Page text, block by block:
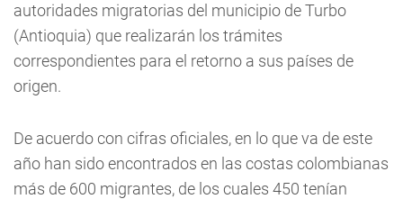
autoridades migratorias del municipio de Turbo
(Antioquia) que realizarán los trámites
correspondientes para el retorno a sus países de
origen.
De acuerdo con cifras oficiales, en lo que va de este
año han sido encontrados en las costas colombianas
más de 600 migrantes, de los cuales 450 tenían